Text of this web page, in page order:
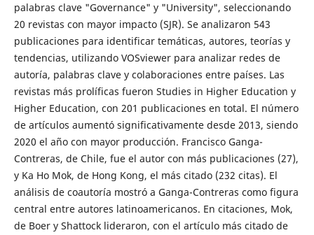
palabras clave "Governance" y "University", seleccionando
20 revistas con mayor impacto (SJR). Se analizaron 543
publicaciones para identificar temáticas, autores, teorías y
tendencias, utilizando VOSviewer para analizar redes de
autoría, palabras clave y colaboraciones entre países. Las
revistas más prolíficas fueron Studies in Higher Education y
Higher Education, con 201 publicaciones en total. El número
de artículos aumentó significativamente desde 2013, siendo
2020 el año con mayor producción. Francisco Ganga-
Contreras, de Chile, fue el autor con más publicaciones (27),
y Ka Ho Mok, de Hong Kong, el más citado (232 citas). El
análisis de coautoría mostró a Ganga-Contreras como figura
central entre autores latinoamericanos. En citaciones, Mok,
de Boer y Shattock lideraron, con el artículo más citado de